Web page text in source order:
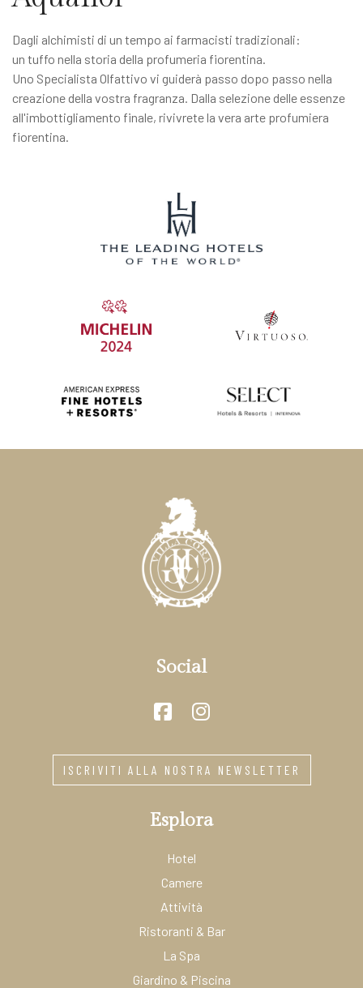
Dagli alchimisti di un tempo ai farmacisti tradizionali:
un tuffo nella storia della profumeria fiorentina.
Uno Specialista Olfattivo vi guiderà passo dopo passo nella
creazione della vostra fragranza. Dalla selezione delle essenze
all'imbottigliamento finale, rivivrete la vera arte profumiera
fiorentina.
Social
ISCRIVITI ALLA NOSTRA NEWSLETTER
Esplora
Hotel
Camere
Attività
Ristoranti & Bar
La Spa
Giardino & Piscina